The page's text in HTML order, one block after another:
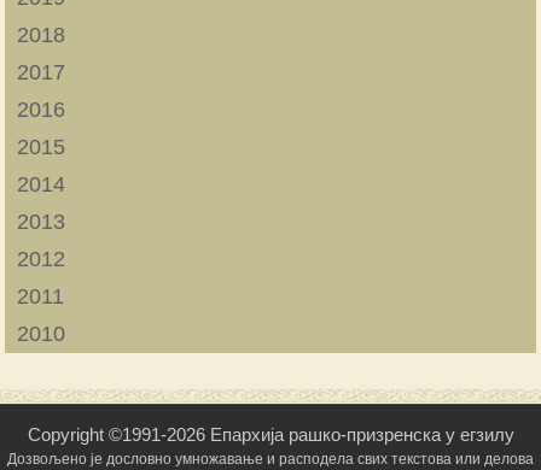
2018
2017
2016
2015
2014
2013
2012
2011
2010
Copyright ©1991-2026 Епархија рашко-призренска у егзилу
Дозвољено је дословно умножавање и расподела свих текстова или делова